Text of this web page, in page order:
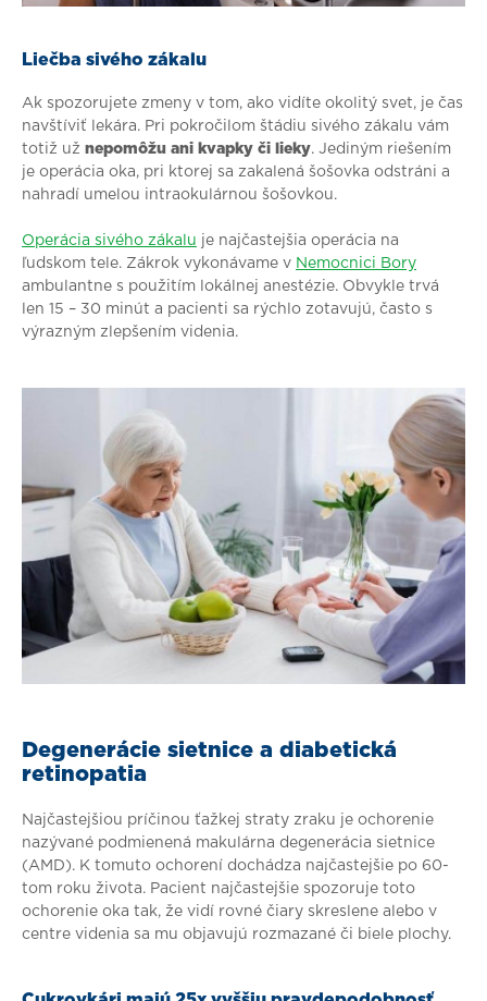
Liečba sivého zákalu
Ak spozorujete zmeny v tom, ako vidíte okolitý svet, je čas
navštíviť lekára. Pri pokročilom štádiu sivého zákalu vám
totiž už nepomôžu ani kvapky či lieky. Jediným riešením
je operácia oka, pri ktorej sa zakalená šošovka odstráni a
nahradí umelou intraokulárnou šošovkou.
Operácia sivého zákalu je najčastejšia operácia na
ľudskom tele. Zákrok vykonávame v Nemocnici Bory
ambulantne s použitím lokálnej anestézie. Obvykle trvá
len 15 – 30 minút a pacienti sa rýchlo zotavujú, často s
výrazným zlepšením videnia.
Degenerácie sietnice a diabetická
retinopatia
Najčastejšiou príčinou ťažkej straty zraku je ochorenie
nazývané podmienená makulárna degenerácia sietnice
(AMD). K tomuto ochorení dochádza najčastejšie po 60-
tom roku života. Pacient najčastejšie spozoruje toto
ochorenie oka tak, že vidí rovné čiary skreslene alebo v
centre videnia sa mu objavujú rozmazané či biele plochy.